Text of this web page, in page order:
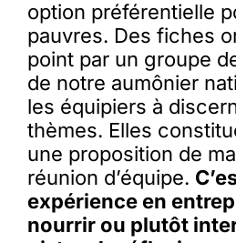
option préférentielle
pauvres. Des fiches
point par un groupe
de notre aumônier
les équipiers à
thèmes. Elles
une proposition de
réunion d’équipe.
expérience en
nourrir ou plutôt